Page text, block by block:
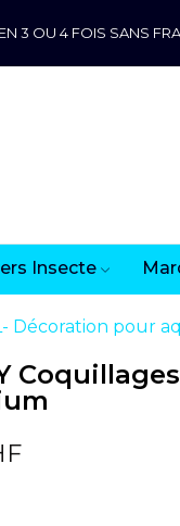
3 OU 4 FOIS SANS
Insecte
Décoration pour